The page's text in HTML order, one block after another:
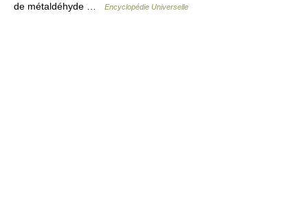
de métaldéhyde …
Encyclopédie Universelle